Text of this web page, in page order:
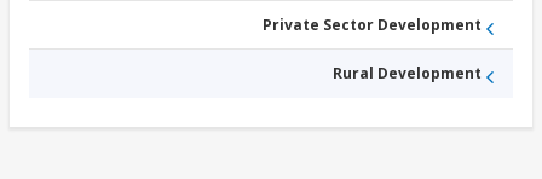
Private Sector Development
Rural Development